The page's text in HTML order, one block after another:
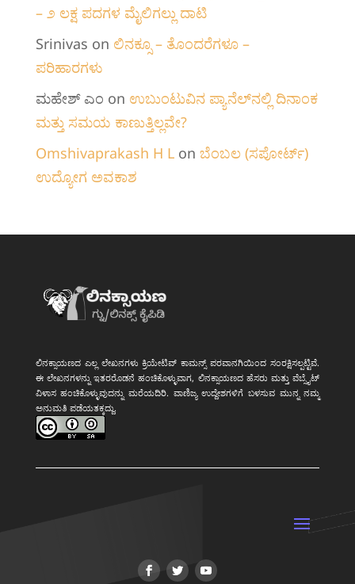
– ೨ ಲಕ್ಷ ಪದಗಳ ಮೈಲಿಗಲ್ಲು ದಾಟಿ
Srinivas on ಲಿನಕ್ಸೂ – ತೊಂದರೆಗಳೂ –
ಪರಿಹಾರಗಳು
ಮಹೇಶ್ ಎಂ on ಉಬುಂಟುವಿನ ಪ್ಯಾನೆಲ್‌ನಲ್ಲಿ ದಿನಾಂಕ
ಮತ್ತು ಸಮಯ ಕಾಣುತ್ತಿಲ್ಲವೇ?
Omshivaprakash H Lon ಬೆಂಬಲ (ಸಪೋರ್ಟ್)
ಉದ್ಯೋಗ ಅವಕಾಶ
ಲಿನಕ್ಸಾಯಣದ ಎಲ್ಲ ಲೇಖನಗಳು ಕ್ರಿಯೇಟಿವ್ ಕಾಮನ್ಸ್ ಪರವಾನಗಿಯಿಂದ ಸಂರಕ್ಷಿಸಲ್ಪಟ್ಟಿವೆ.
ಈ ಲೇಖನಗಳನ್ನು ಇತರರೊಡನೆ ಹಂಚಿಕೊಳ್ಳುವಾಗ, ಲಿನಕ್ಸಾಯಣದ ಹೆಸರು ಮತ್ತು ವೆಬ್ಸೈಟ್
ವಿಳಾಸ ಹಂಚಿಕೊಳ್ಳುವುದನ್ನು ಮರೆಯದಿರಿ. ವಾಣಿಜ್ಯ ಉದ್ದೇಶಗಳಿಗೆ ಬಳಸುವ ಮುನ್ನ ನಮ್ಮ
ಅನುಮತಿ ಪಡೆಯತಕ್ಕದ್ದು.